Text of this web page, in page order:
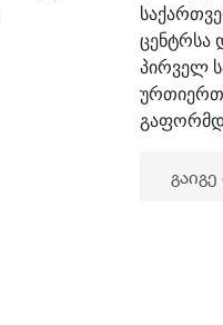
ცენტრსა
პირველ